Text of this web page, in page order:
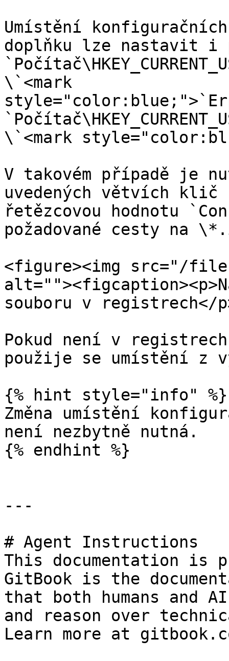
Umístění
doplňku lze nastavit i
\`<mark
\`<mark
V takovém případě je
uvedených větvích
řetězcovou hodnotu
požadované cesty na
<figure><img src="/files/
souboru v registrech</
Pokud není v
použije se umístění z
{% hint style="info" %}
Změna umístění
není nezbytně nutná.
{% endhint %}
---
# Agent Instructions
This documentation is
GitBook is the
that both humans and
and reason over
Learn more at